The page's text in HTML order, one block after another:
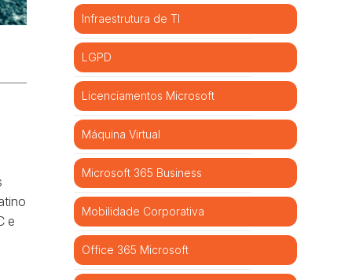
e
Infraestrutura de TI
LGPD
Licenciamentos Microsoft
Máquina Virtual
Microsoft 365 Business
Mobilidade Corporativa
Office 365 Microsoft